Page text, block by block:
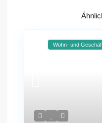
Wohn- und